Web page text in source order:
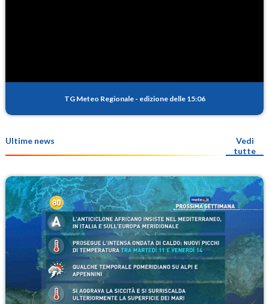
TG Meteo Regionale - edizione delle 15:06
Ultime news
Vedi
tutte